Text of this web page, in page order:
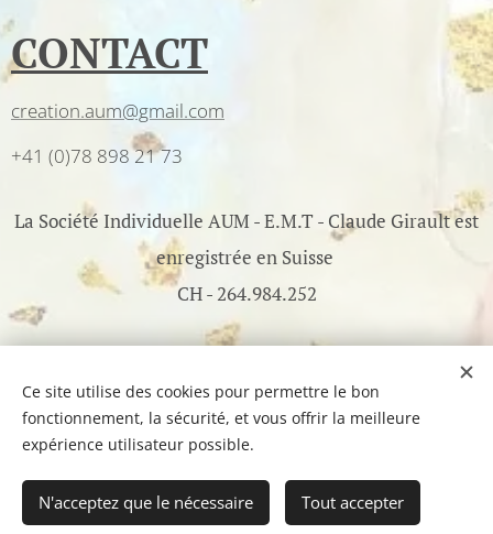
Ajouter au panier
CONTACT
creation.aum@gmail.com
+41 (0)78 898 21 73
La Société Individuelle AUM - E.M.T - Claude Girault est
enregistrée en Suisse
CH - 264.984.252
©2017-2026 AUM - All Rights Reserved - Optimisé par
Cookies
Ce site utilise des cookies pour permettre le bon
fonctionnement, la sécurité, et vous offrir la meilleure
expérience utilisateur possible.
N'acceptez que le nécessaire Tout accepter